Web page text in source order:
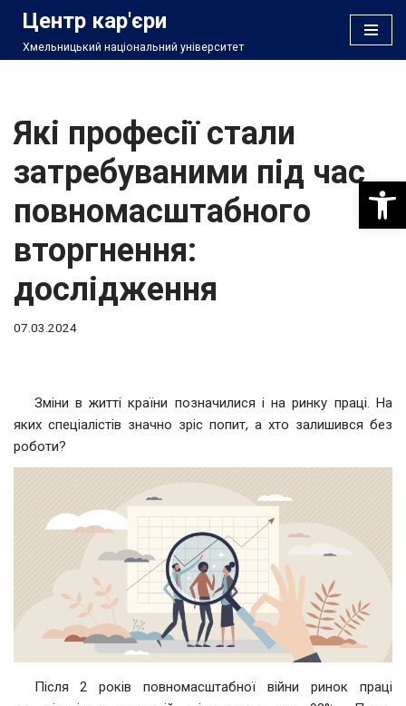
Перейти
Центр кар'єри
Хмельницький національний університет
Які професії стали
затребуваними під час
повномасштабного
вторгнення:
дослідження
07.03.2024
Зміни в житті країни позначилися і на ринку праці. На
яких спеціалістів значно зріс попит, а хто залишився без
роботи?
Після 2 років повномасштабної війни ринок праці